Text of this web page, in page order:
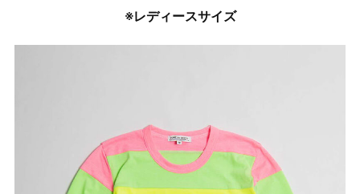
※レディースサイズ